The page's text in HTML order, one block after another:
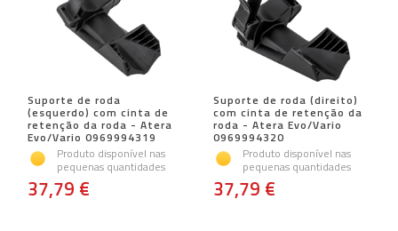
Suporte de roda
(esquerdo) com cinta de
retenção da roda - Atera
Evo/Vario 0969994319
Produto disponível nas
pequenas quantidades
37,79 €
Suporte de roda (direito)
com cinta de retenção da
roda - Atera Evo/Vario
0969994320
Produto disponível nas
pequenas quantidades
37,79 €